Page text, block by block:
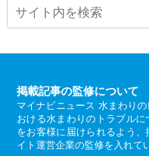
掲載記事の監修について
マイナビニュース 水まわり
おける水まわりのトラブルに
をお客様に届けられるよう
イト運営企業の監修を入れて